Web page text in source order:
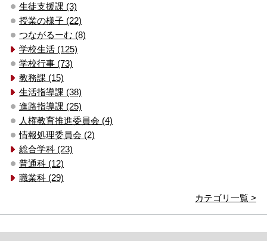
生徒支援課 (3)
授業の様子 (22)
つながるーむ (8)
学校生活 (125)
学校行事 (73)
教務課 (15)
生活指導課 (38)
進路指導課 (25)
人権教育推進委員会 (4)
情報処理委員会 (2)
総合学科 (23)
普通科 (12)
職業科 (29)
カテゴリ一覧 >